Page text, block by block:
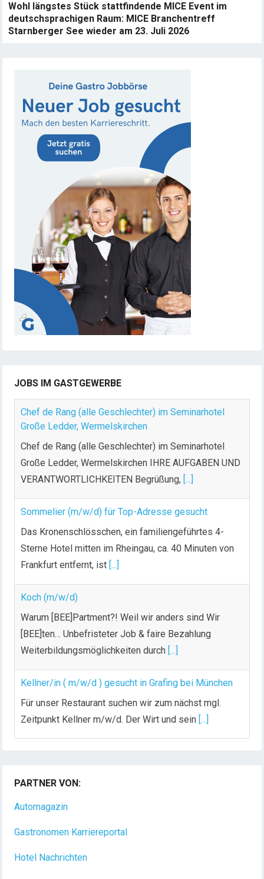
Wohl längstes Stück stattfindende MICE Event im
deutschsprachigen Raum: MICE Branchentreff
Starnberger See wieder am 23. Juli 2026
JOBS IM GASTGEWERBE
Chef de Rang (alle Geschlechter) im Seminarhotel
Große Ledder, Wermelskirchen
Chef de Rang (alle Geschlechter) im Seminarhotel
Große Ledder, Wermelskirchen IHRE AUFGABEN UND
VERANTWORTLICHKEITEN Begrüßung, [...]
Sommelier (m/w/d) für Top-Adresse gesucht
Das Kronenschlösschen, ein familiengeführtes 4-
Sterne Hotel mitten im Rheingau, ca. 40 Minuten von
Frankfurt entfernt, ist [...]
Koch (m/w/d)
Warum [BEE]Partment?! Weil wir anders sind Wir
[BEE]ten… Unbefristeter Job & faire Bezahlung
Weiterbildungsmöglichkeiten durch [...]
Kellner/in ( m/w/d ) gesucht in Grafing bei München
Für unser Restaurant suchen wir zum nächst mgl.
Zeitpunkt Kellner m/w/d. Der Wirt und sein [...]
Dein Arbeitsplatz mit Urlaubsfeeling Chef de Rang
(m/w/d) Du bist Gastgeber aus Leidenschaft und
PARTNER VON:
Automagazin
Gastronomen Karriereportal
Hotel Nachrichten